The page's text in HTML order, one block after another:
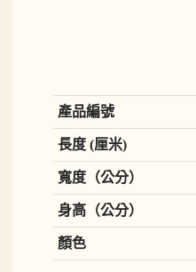
產品編號
長度 (厘米)
寬度（公分）
身高（公分）
顏色